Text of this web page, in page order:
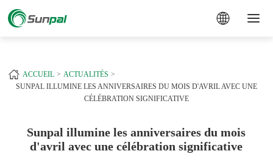
ACCUEIL
ACTUALITÉS
SUNPAL ILLUMINE LES ANNIVERSAIRES DU MOIS D'AVRIL AVEC UNE
CÉLÉBRATION SIGNIFICATIVE
Sunpal illumine les anniversaires du mois
d'avril avec une célébration significative